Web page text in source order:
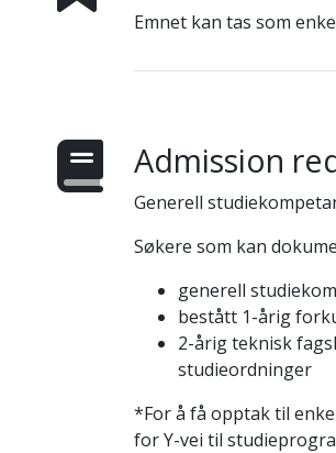
Emnet kan tas som
Admission
Generell
Søkere som kan
generell
bestått 1-årig
2-årig teknisk
studieordninger
*For å få opptak til
for Y-vei til